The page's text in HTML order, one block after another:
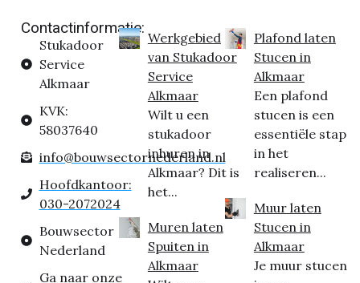
Contactinformatie:
Stukadoor
Service
Alkmaar
KVK:
58037640
info@bouwsectornederland.nl
Hoofdkantoor:
030-2072024
Bouwsector
Nederland
Ga naar onze
Werkgebied
van Stukadoor
Service
Alkmaar
Wilt u een
stukadoor
inhuren in
Alkmaar? Dit is
het...
Muren laten
Spuiten in
Alkmaar
Plafond laten
Stucen in
Alkmaar
Een plafond
stucen is een
essentiële stap
in het
realiseren...
Muur laten
Stucen in
Alkmaar
Je muur stucen